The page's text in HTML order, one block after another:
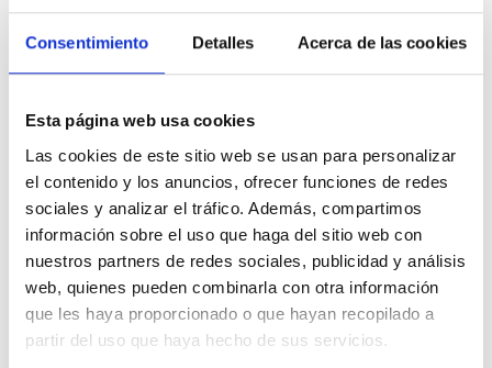
Consentimiento Detalles Acerca de las cookies
Esta página web usa cookies
Las cookies de este sitio web se usan para personalizar
el contenido y los anuncios, ofrecer funciones de redes
sociales y analizar el tráfico. Además, compartimos
información sobre el uso que haga del sitio web con
nuestros partners de redes sociales, publicidad y análisis
web, quienes pueden combinarla con otra información
que les haya proporcionado o que hayan recopilado a
partir del uso que haya hecho de sus servicios.
COMPARTIR VALORAR
De Daniel Rubio Caballero
Tomamos nota para llevar a cabo una iniciativa
parlamentaria
ASuperMateo no tiene capa
05 Dic. 2024
526 Apoyos